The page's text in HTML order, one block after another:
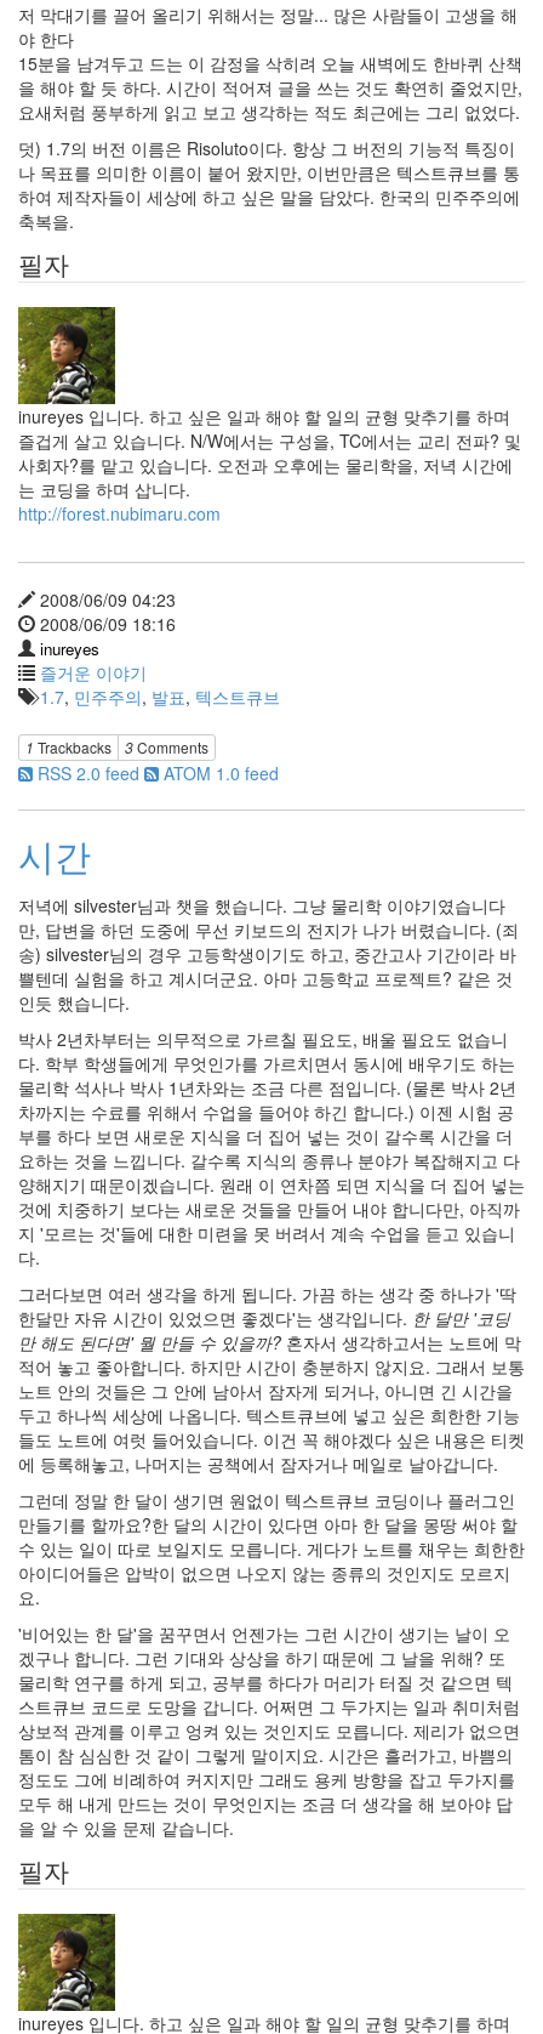
저 막대기를 끌어 올리기 위해서는 정말... 많은 사람들이 고생을 해
야 한다
15분을 남겨두고 드는 이 감정을 삭히려 오늘 새벽에도 한바퀴 산책
을 해야 할 듯 하다. 시간이 적어져 글을 쓰는 것도 확연히 줄었지만,
요새처럼 풍부하게 읽고 보고 생각하는 적도 최근에는 그리 없었다.
덧) 1.7의 버전 이름은 Risoluto이다. 항상 그 버전의 기능적 특징이
나 목표를 의미한 이름이 붙어 왔지만, 이번만큼은 텍스트큐브를 통
하여 제작자들이 세상에 하고 싶은 말을 담았다. 한국의 민주주의에
축복을.
필자
inureyes 입니다. 하고 싶은 일과 해야 할 일의 균형 맞추기를 하며
즐겁게 살고 있습니다. N/W에서는 구성을, TC에서는 교리 전파? 및
사회자?를 맡고 있습니다. 오전과 오후에는 물리학을, 저녁 시간에
는 코딩을 하며 삽니다.
http://forest.nubimaru.com
2008/06/09 04:23
2008/06/09 18:16
inureyes
즐거운 이야기
1.7, 민주주의, 발표, 텍스트큐브
1 Trackbacks 3Comments
RSS 2.0 feed ATOM 1.0 feed
시간
저녁에 silvester님과 챗을 했습니다. 그냥 물리학 이야기였습니다
만, 답변을 하던 도중에 무선 키보드의 전지가 나가 버렸습니다. (죄
송) silvester님의 경우 고등학생이기도 하고, 중간고사 기간이라 바
쁠텐데 실험을 하고 계시더군요. 아마 고등학교 프로젝트? 같은 것
인듯 했습니다.
박사 2년차부터는 의무적으로 가르칠 필요도, 배울 필요도 없습니
다. 학부 학생들에게 무엇인가를 가르치면서 동시에 배우기도 하는
물리학 석사나 박사 1년차와는 조금 다른 점입니다. (물론 박사 2년
차까지는 수료를 위해서 수업을 들어야 하긴 합니다.) 이젠 시험 공
부를 하다 보면 새로운 지식을 더 집어 넣는 것이 갈수록 시간을 더
요하는 것을 느낍니다. 갈수록 지식의 종류나 분야가 복잡해지고 다
양해지기 때문이겠습니다. 원래 이 연차쯤 되면 지식을 더 집어 넣는
것에 치중하기 보다는 새로운 것들을 만들어 내야 합니다만, 아직까
지 '모르는 것'들에 대한 미련을 못 버려서 계속 수업을 듣고 있습니
다.
그러다보면 여러 생각을 하게 됩니다. 가끔 하는 생각 중 하나가 '딱
한달만 자유 시간이 있었으면 좋겠다'는 생각입니다. 한 달만 '코딩
만 해도 된다면' 뭘 만들 수 있을까? 혼자서 생각하고서는 노트에 막
적어 놓고 좋아합니다. 하지만 시간이 충분하지 않지요. 그래서 보통
노트 안의 것들은 그 안에 남아서 잠자게 되거나, 아니면 긴 시간을
두고 하나씩 세상에 나옵니다. 텍스트큐브에 넣고 싶은 희한한 기능
들도 노트에 여럿 들어있습니다. 이건 꼭 해야겠다 싶은 내용은 티켓
에 등록해놓고, 나머지는 공책에서 잠자거나 메일로 날아갑니다.
그런데 정말 한 달이 생기면 원없이 텍스트큐브 코딩이나 플러그인
만들기를 할까요?한 달의 시간이 있다면 아마 한 달을 몽땅 써야 할
수 있는 일이 따로 보일지도 모릅니다. 게다가 노트를 채우는 희한한
아이디어들은 압박이 없으면 나오지 않는 종류의 것인지도 모르지
요.
'비어있는 한 달'을 꿈꾸면서 언젠가는 그런 시간이 생기는 날이 오
겠구나 합니다. 그런 기대와 상상을 하기 때문에 그 날을 위해? 또
물리학 연구를 하게 되고, 공부를 하다가 머리가 터질 것 같으면 텍
스트큐브 코드로 도망을 갑니다. 어쩌면 그 두가지는 일과 취미처럼
상보적 관계를 이루고 엉켜 있는 것인지도 모릅니다. 제리가 없으면
톰이 참 심심한 것 같이 그렇게 말이지요. 시간은 흘러가고, 바쁨의
정도도 그에 비례하여 커지지만 그래도 용케 방향을 잡고 두가지를
모두 해 내게 만드는 것이 무엇인지는 조금 더 생각을 해 보아야 답
을 알 수 있을 문제 같습니다.
필자
inureyes 입니다. 하고 싶은 일과 해야 할 일의 균형 맞추기를 하며